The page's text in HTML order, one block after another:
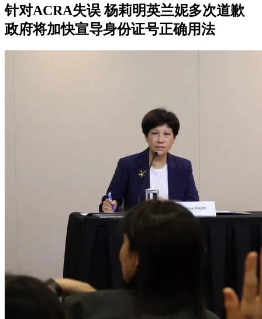
针对ACRA失误 杨莉明英兰妮多次道歉
政府将加快宣导身份证号正确用法